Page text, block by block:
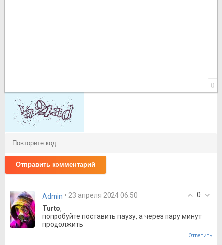
0
Отправить комментарий
0
Admin • 23 апреля 2024 06:50
Turto,
попробуйте поставить паузу, а через пару минут
продолжить
Ответить